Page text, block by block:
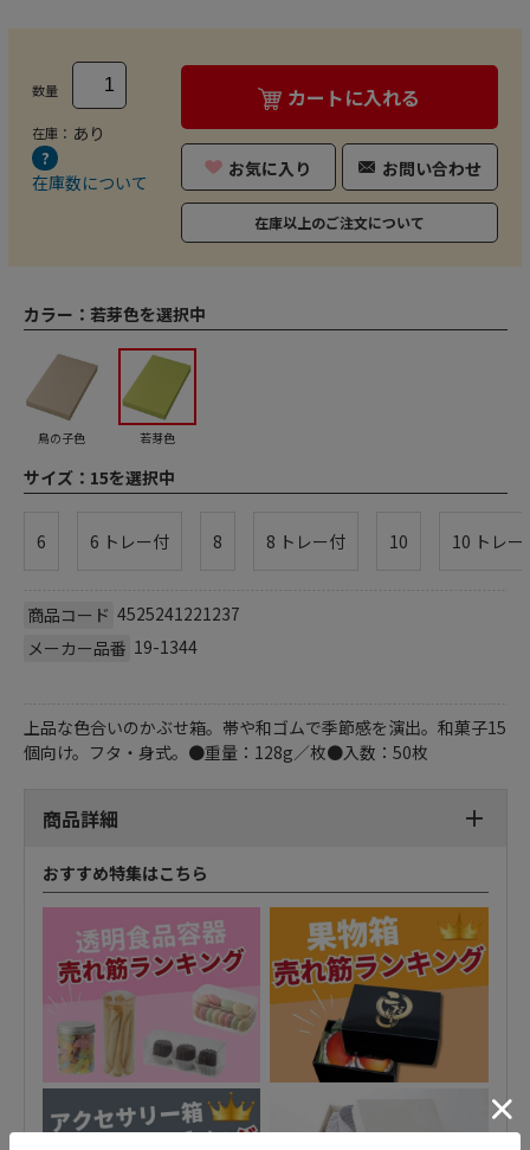
数量
在庫： あり
在庫数について
カートに入れる
お気に入り お問い合わせ
在庫以上のご注文について
カラー： 若芽色を選択中
鳥の子色 若芽色
サイズ： 15を選択中
6 6 トレー付 8 8 トレー付 10 10 トレー
商品コード 4525241221237
メーカー品番 19-1344
上品な色合いのかぶせ箱。帯や和ゴムで季節感を演出。和菓子15
個向け。フタ・身式。●重量：128g／枚●入数：50枚
商品詳細
おすすめ特集はこちら